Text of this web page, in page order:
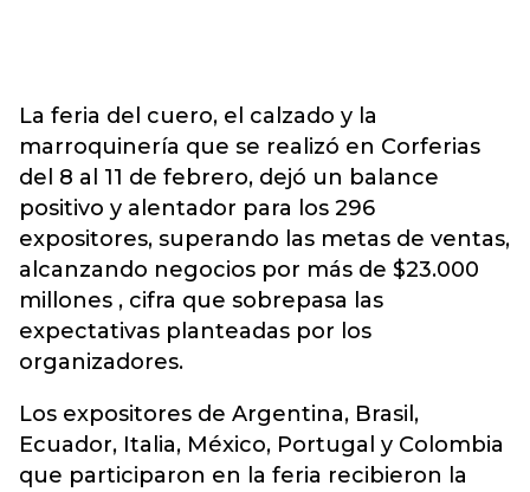
La feria del cuero, el calzado y la
marroquinería que se realizó en Corferias
del 8 al 11 de febrero, dejó un balance
positivo y alentador para los 296
expositores, superando las metas de ventas,
alcanzando negocios por más de $23.000
millones , cifra que sobrepasa las
expectativas planteadas por los
organizadores.
Los expositores de Argentina, Brasil,
Ecuador, Italia, México, Portugal y Colombia
que participaron en la feria recibieron la